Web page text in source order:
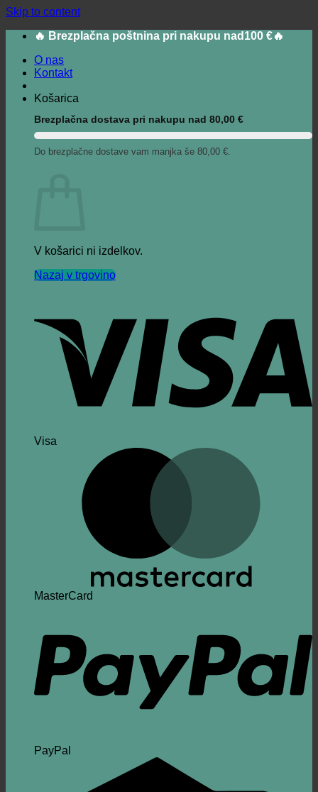
Skip to content
🔥 Brezplačna poštnina pri nakupu nad100 €🔥
O nas
Kontakt
Košarica
Brezplačna dostava pri nakupu nad 80,00 €
Do brezplačne dostave vam manjka še 80,00 €.
V košarici ni izdelkov.
Nazaj v trgovino
Visa
MasterCard
PayPal